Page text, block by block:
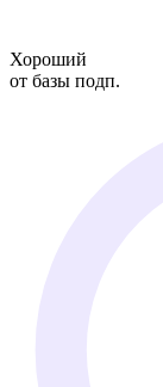
Хороший
от базы подп.